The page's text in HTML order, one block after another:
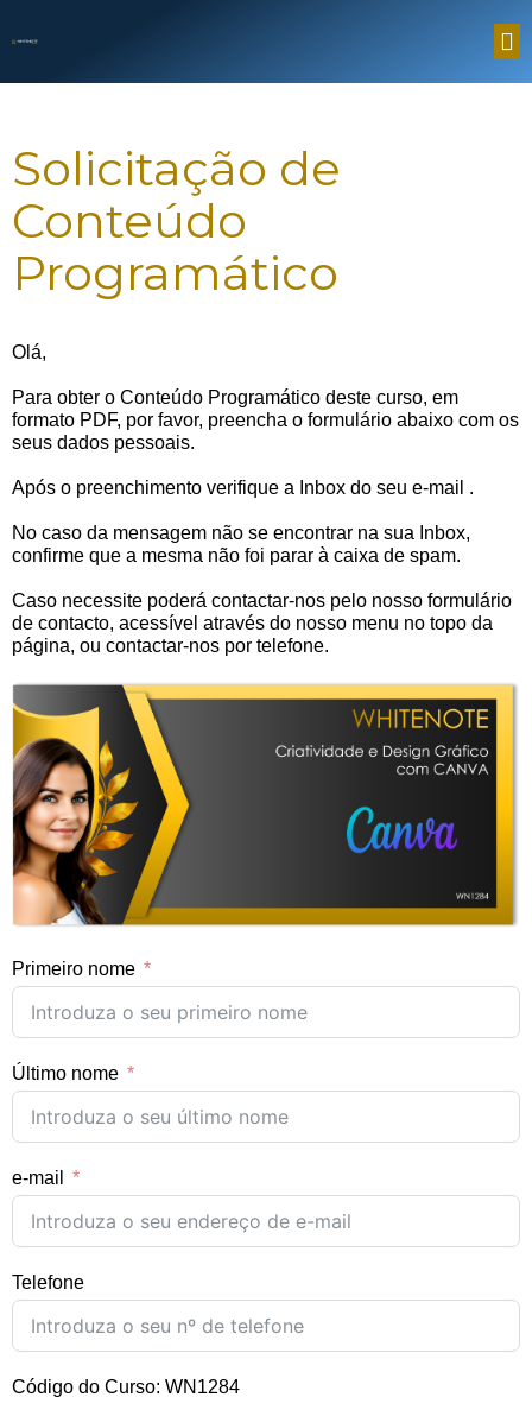
Solicitação de
Conteúdo
Programático
Olá,
Para obter o Conteúdo Programático deste curso, em
formato PDF, por favor, preencha o formulário abaixo com os
seus dados pessoais.
Após o preenchimento verifique a Inbox do seu e-mail .
No caso da mensagem não se encontrar na sua Inbox,
confirme que a mesma não foi parar à caixa de spam.
Caso necessite poderá contactar-nos pelo nosso formulário
de contacto, acessível através do nosso menu no topo da
página, ou contactar-nos por telefone.
Primeiro nome
Último nome
e-mail
Telefone
Código do Curso: WN1284